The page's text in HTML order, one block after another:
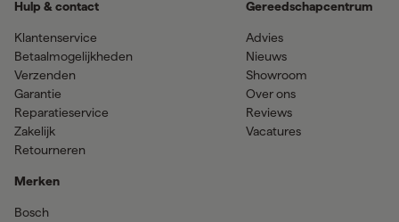
Hulp & contact
Klantenservice
Betaalmogelijkheden
Verzenden
Garantie
Reparatieservice
Zakelijk
Retourneren
Merken
Bosch
Gereedschapcentrum
Advies
Nieuws
Showroom
Over ons
Reviews
Vacatures